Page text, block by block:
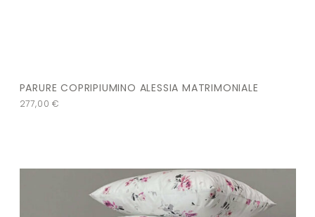
PARURE COPRIPIUMINO ALESSIA MATRIMONIALE
277,00€